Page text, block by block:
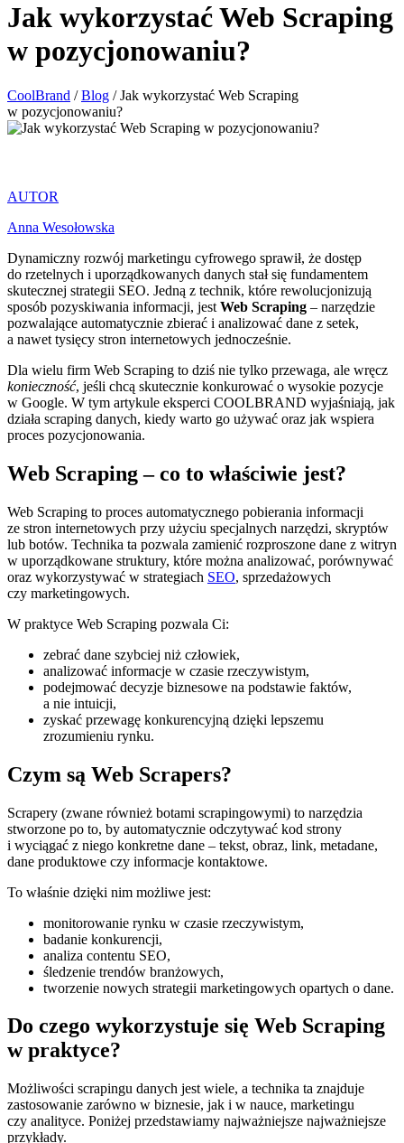
Jak wykorzystać Web Scraping
w pozycjonowaniu?
CoolBrand /Blog /Jak wykorzystać Web Scraping
w pozycjonowaniu?
AUTOR
Anna Wesołowska
Dynamiczny rozwój marketingu cyfrowego sprawił, że dostęp
do rzetelnych i uporządkowanych danych stał się fundamentem
skutecznej strategii SEO. Jedną z technik, które rewolucjonizują
sposób pozyskiwania informacji, jest Web Scraping – narzędzie
pozwalające automatycznie zbierać i analizować dane z setek,
a nawet tysięcy stron internetowych jednocześnie.
Dla wielu firm Web Scraping to dziś nie tylko przewaga, ale wręcz
konieczność, jeśli chcą skutecznie konkurować o wysokie pozycje
w Google. W tym artykule eksperci COOLBRAND wyjaśniają, jak
działa scraping danych, kiedy warto go używać oraz jak wspiera
proces pozycjonowania.
Web Scraping – co to właściwie jest?
Web Scraping to proces automatycznego pobierania informacji
ze stron internetowych przy użyciu specjalnych narzędzi, skryptów
lub botów. Technika ta pozwala zamienić rozproszone dane z witryn
w uporządkowane struktury, które można analizować, porównywać
oraz wykorzystywać w strategiach SEO, sprzedażowych
czy marketingowych.
W praktyce Web Scraping pozwala Ci:
zebrać dane szybciej niż człowiek,
analizować informacje w czasie rzeczywistym,
podejmować decyzje biznesowe na podstawie faktów,
a nie intuicji,
zyskać przewagę konkurencyjną dzięki lepszemu
zrozumieniu rynku.
Czym są Web Scrapers?
Scrapery (zwane również botami scrapingowymi) to narzędzia
stworzone po to, by automatycznie odczytywać kod strony
i wyciągać z niego konkretne dane – tekst, obraz, link, metadane,
dane produktowe czy informacje kontaktowe.
To właśnie dzięki nim możliwe jest:
monitorowanie rynku w czasie rzeczywistym,
badanie konkurencji,
analiza contentu SEO,
śledzenie trendów branżowych,
tworzenie nowych strategii marketingowych opartych o dane.
Do czego wykorzystuje się Web Scraping
w praktyce?
Możliwości scrapingu danych jest wiele, a technika ta znajduje
zastosowanie zarówno w biznesie, jak i w nauce, marketingu
czy analityce. Poniżej przedstawiamy najważniejsze najważniejsze
przykłady.